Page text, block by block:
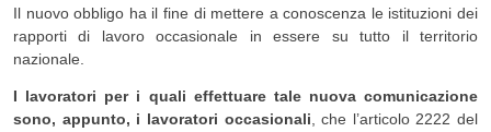
Il nuovo obbligo ha il fine di mettere a conoscenza le istituzioni dei
rapporti di lavoro occasionale in essere su tutto il territorio
nazionale.
I lavoratori per i quali effettuare tale nuova comunicazione
sono, appunto, i lavoratori occasionali, che l’articolo 2222 del